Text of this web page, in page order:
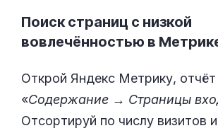
Поиск страниц с низкой
вовлечённостью в
Открой Яндекс Метрику, отчёт
«Содержание → Страницы
Отсортируй по числу визитов